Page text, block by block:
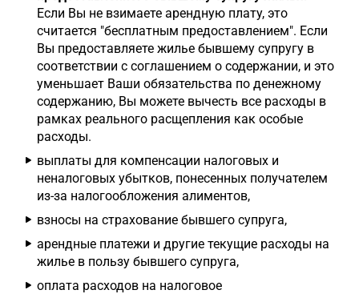
Если Вы не взимаете арендную плату, это
считается "бесплатным предоставлением". Если
Вы предоставляете жилье бывшему супругу в
соответствии с соглашением о содержании, и это
уменьшает Ваши обязательства по денежному
содержанию, Вы можете вычесть все расходы в
рамках реального расщепления как особые
расходы.
выплаты для компенсации налоговых и
неналоговых убытков, понесенных получателем
из-за налогообложения алиментов,
взносы на страхование бывшего супруга,
арендные платежи и другие текущие расходы на
жилье в пользу бывшего супруга,
оплата расходов на налоговое